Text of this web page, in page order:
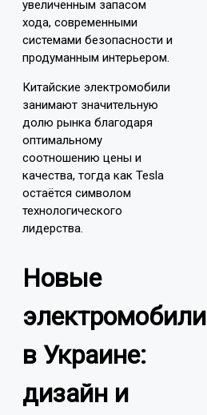
увеличенным запасом
хода, современными
системами безопасности и
продуманным интерьером.
Китайские электромобили
занимают значительную
долю рынка благодаря
оптимальному
соотношению цены и
качества, тогда как Tesla
остаётся символом
технологического
лидерства.
Новые
электромобили
в Украине:
дизайн и